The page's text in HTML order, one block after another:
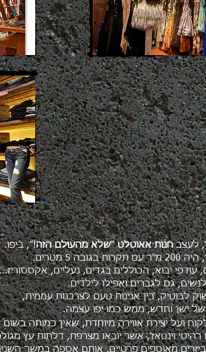
, לעצבחנות אאוטלט"שלא מהעולם הזה!",ביפו.
5 מטרים.
עודפי יבוא, הכולליםבגדים, נעליים,
גם לגברים ואפילו לילדים.
לבוטיק, בין אנינות טעם לצרכנות עממית,
של ישן וחדש,ממש כמו יפו עצמה.
ועל יצירת אווירה מיוחדת, שאין כמותה
וינטאז', אשר יובאו מצרפת, דלתות עץ
מאוספים פרטיים, אותם אספה במשך